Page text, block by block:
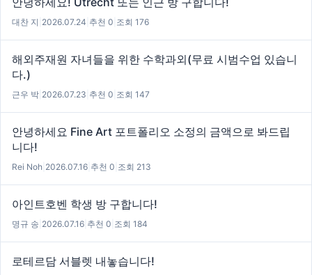
대찬 지 2026.07.24 추천 0 조회 176
해외주재원 자녀들을 위한 수학과외(무료 시범수업 있습니
다.)
근우 박 2026.07.23 추천 0 조회 147
안녕하세요 Fine Art 포트폴리오 소정의 금액으로 봐드립
니다!
Rei Noh 2026.07.16 추천 0 조회 213
아인트호벤 학생 방 구합니다!
명규 송 2026.07.16 추천 0 조회 184
로테르담 서블렛 내놓습니다!